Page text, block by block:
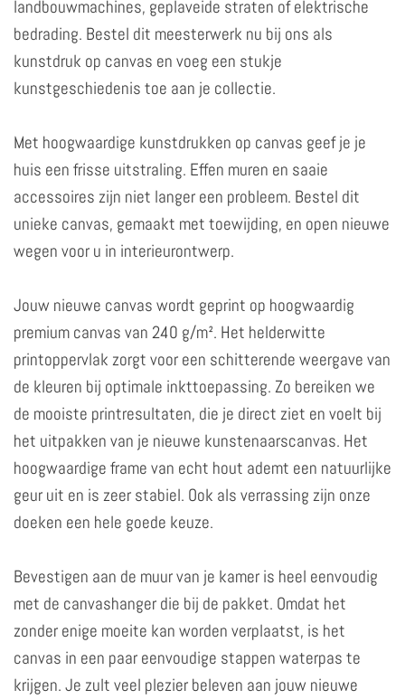
landbouwmachines, geplaveide straten of elektrische
bedrading. Bestel dit meesterwerk nu bij ons als
kunstdruk op canvas en voeg een stukje
kunstgeschiedenis toe aan je collectie.
Met hoogwaardige kunstdrukken op canvas geef je je
huis een frisse uitstraling. Effen muren en saaie
accessoires zijn niet langer een probleem. Bestel dit
unieke canvas, gemaakt met toewijding, en open nieuwe
wegen voor u in interieurontwerp.
Jouw nieuwe canvas wordt geprint op hoogwaardig
premium canvas van 240 g/m². Het helderwitte
printoppervlak zorgt voor een schitterende weergave van
de kleuren bij optimale inkttoepassing. Zo bereiken we
de mooiste printresultaten, die je direct ziet en voelt bij
het uitpakken van je nieuwe kunstenaarscanvas. Het
hoogwaardige frame van echt hout ademt een natuurlijke
geur uit en is zeer stabiel. Ook als verrassing zijn onze
doeken een hele goede keuze.
Bevestigen aan de muur van je kamer is heel eenvoudig
met de canvashanger die bij de pakket. Omdat het
zonder enige moeite kan worden verplaatst, is het
canvas in een paar eenvoudige stappen waterpas te
krijgen. Je zult veel plezier beleven aan jouw nieuwe